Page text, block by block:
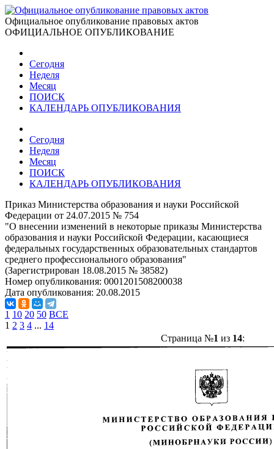
Официальное опубликование правовых актов
ОФИЦИАЛЬНОЕ ОПУБЛИКОВАНИЕ
Сегодня
Неделя
Месяц
ПОИСК
КАЛЕНДАРЬ ОПУБЛИКОВАНИЯ
Сегодня
Неделя
Месяц
ПОИСК
КАЛЕНДАРЬ ОПУБЛИКОВАНИЯ
Приказ Министерства образования и науки Российской
Федерации от 24.07.2015 № 754
"О внесении изменений в некоторые приказы Министерства
образования и науки Российской Федерации, касающиеся
федеральных государственных образовательных стандартов
среднего профессионального образования"
(Зарегистрирован 18.08.2015 № 38582)
Номер опубликования: 0001201508200038
Дата опубликования: 20.08.2015
1 10 20 50 ВСЕ
1 2 3 4 ... 14
Страница №1 из 14: